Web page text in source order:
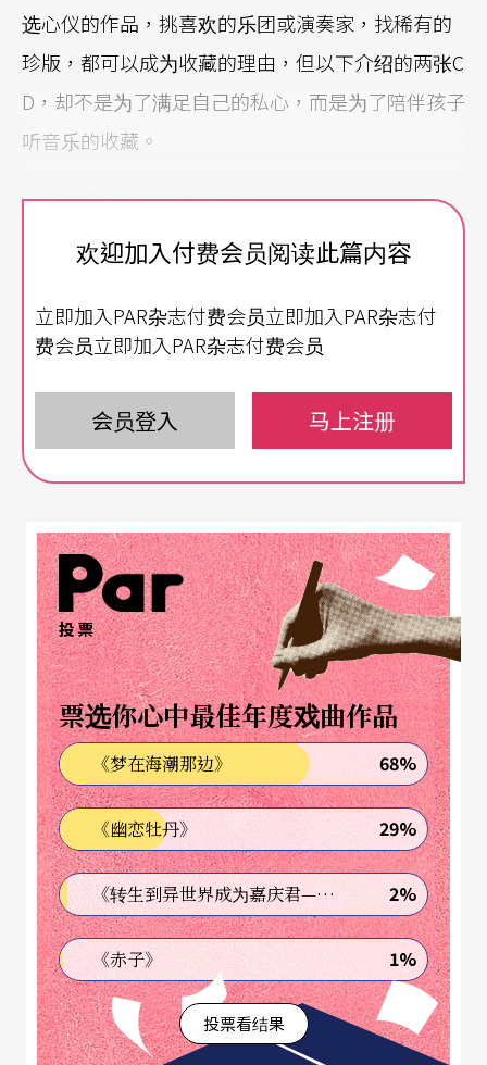
选心仪的作品，挑喜欢的乐团或演奏家，找稀有的
珍版，都可以成为收藏的理由，但以下介绍的两张C
D，却不是为了满足自己的私心，而是为了陪伴孩子
听音乐的收藏。
以乐音记录幸福童年的一天
林佳静的《小音符的图画日记》Melody's Mostly M
usical Day
，是史坦威钢琴发的新片，把音乐与儿童
绘本结合，由美国插画家Mikela Prevost绘制，Ben
既然是小女孩快乐的一天，那么音乐就跟著绘本故
事展开了。柴科夫斯基的Mama打头阵，妈妈叫醒
and Butter端上桌，吃得饱饱的Melody要出门玩
耍，浦罗柯菲夫的《彼得与狼》、萨提的《儿童菜
单》、葛利格《祖母的小步舞曲》，告诉您Melody
跑到哪里去玩耍了，陪著小Melody一起玩的还有
《睡美人》的〈蝴蝶华尔滋〉、〈与蚊子跳舞〉，
小Melody还有自己的秘密，所以林佳静弹了Gautier
的《秘密》The Secret。
玩累了，该睡午觉了，Melody听著佛瑞的《摇篮
曲》入睡，睡醒了又活力十足，打起小鼓，钢琴对
应的曲子是The Drummer，顺道还要带小狗出去散
步，盖希文的 Walking the Dog
登场。什么时候您知
道天空布满星星了？莫札特的《小星星》闪耀著，
还有The Star are Twinkling一起来。
欢迎加入付费会员阅读此篇内容
立即加入PAR杂志付费会员立即加入PAR杂志付
费会员立即加入PAR杂志付费会员
会员登入 马上注册
投票
票选你心中最佳年度戏曲作品
《梦在海潮那边》 68%
《幽恋牡丹》 29%
《转生到异世界成为嘉庆君—发现我的祖先是诈骗集团!?》 2%
《赤子》 1%
投票看结果